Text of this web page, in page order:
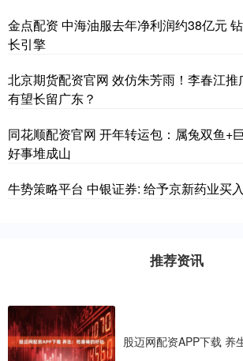
金点配资 中海油服去年净利润约38亿元
长引擎
北京期货配资官网 效仿朱芳雨！李春江推
有望长留广东？
同花顺配资官网 开年转运包：属兔双鱼+
好事堆成山
牛势策略平台 中银证券: 给予京新药业买
推荐资讯
股迈网配资APP下载 养